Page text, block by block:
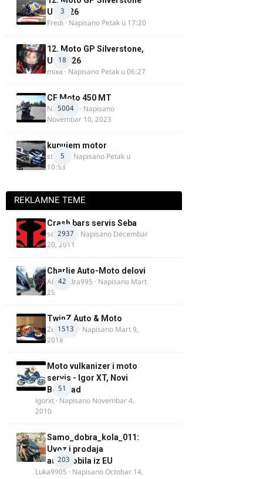
3
UK 2026
Fredi · Napisano Petak u 17:20
18
12. Moto GP Silverstone,
UK, 2026
mixa · Napisano Petak u 06:27
5004
CF Moto 450 MT
NIKOLA 1
· Napisano
Novembar 10, 2023
5
kupujem motor
strugo · Napisano Petak u
10:53
REKLAMNE TEME
2937
Crash bars servis Seba
seba011 · Napisano Decembar
20, 2011
42
Charlie Auto-Moto delovi
Alexandra995 · Napisano Mart
25
1513
TwinZ Auto & Moto
Zeljkamp · Napisano Mart 9,
2018
51
Moto vulkanizer i moto
servis - Igor XT, Novi
Beograd
igorxt · Napisano Novembar 4,
2010
203
Samo_dobra_kola_011:
Uvoz i prodaja
automobila iz EU
Luka9905 · NapisanoOctobar 14,